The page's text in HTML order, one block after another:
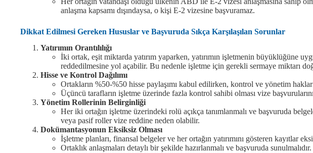
anlaşma kapsamı dışındaysa, o kişi E-2 vizesine başvuramaz.
Dikkat Edilmesi Gereken Hususlar ve Başvuruda Sıkça Karşılaşılan Sorunlar
Yatırımın Orantılılığı
İki ortak, eşit miktarda yatırım yaparken, yatırımın işletmenin büyüklüğüne
reddedilmesine yol açabilir. Bu nedenle işletme için gerekli sermaye miktarı
Hisse ve Kontrol Dağılımı
Ortakların %50-%50 hisse paylaşımı kabul edilirken, kontrol ve yönetim
Üçüncü tarafların işletme üzerinde fazla kontrol sahibi olması vize
Yönetim Rollerinin Belirginliği
Her iki ortağın işletme üzerindeki rolü açıkça tanımlanmalı ve başvuruda
veya pasif roller vize reddine neden olabilir.
Dokümantasyonun Eksiksiz Olması
İşletme planları, finansal belgeler ve her ortağın yatırımını gösteren kayıtlar
Ortaklık anlaşmaları detaylı bir şekilde hazırlanmalı ve başvuruda sunulmalıdır.